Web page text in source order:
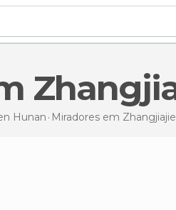
Hunan Miradores em Zhangjiajie